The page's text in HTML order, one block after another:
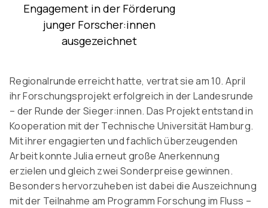
Engagement in der Förderung
junger Forscher:innen
ausgezeichnet
Regionalrunde erreicht hatte, vertrat sie am 10. April
ihr Forschungsprojekt erfolgreich in der Landesrunde
– der Runde der Sieger:innen. Das Projekt entstand in
Kooperation mit der Technische Universität Hamburg.
Mit ihrer engagierten und fachlich überzeugenden
Arbeit konnte Julia erneut große Anerkennung
erzielen und gleich zwei Sonderpreise gewinnen.
Besonders hervorzuheben ist dabei die Auszeichnung
mit der Teilnahme am Programm Forschung im Fluss –